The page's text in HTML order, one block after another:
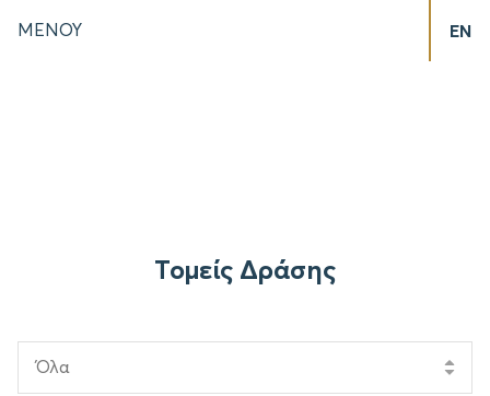
ΜΕΝΟΥ EN
Τομείς Δράσης
Όλα